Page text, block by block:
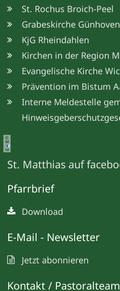
St. Rochus Broich-Peel
Grabeskirche Günhoven
KjG Rheindahlen
Kirchen in der Region
Evangelische Kirche
Prävention im Bistum
Interne Meldestelle
©
M
e
ta
St. Matthias auf
Pfarrbrief
Download
E-Mail - Newsletter
Jetzt abonnieren
Kontakt / Pastoralteam